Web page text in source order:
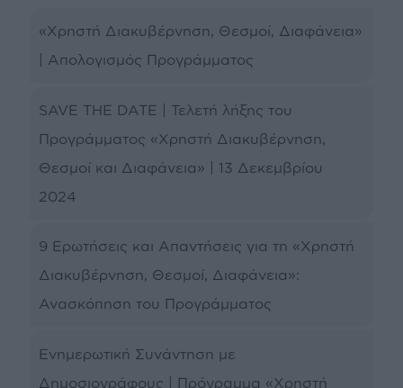
«Χρηστή Διακυβέρνηση, Θεσμοί, Διαφάνεια»
| Απολογισμός Προγράμματος
SAVE THE DATE | Τελετή λήξης του
Προγράμματος «Χρηστή Διακυβέρνηση,
Θεσμοί και Διαφάνεια» | 13 Δεκεμβρίου
2024
9 Ερωτήσεις και Απαντήσεις για τη «Χρηστή
Διακυβέρνηση, Θεσμοί, Διαφάνεια»:
Ανασκόπηση του Προγράμματος
Ενημερωτική Συνάντηση με
Δημοσιογράφους | Πρόγραμμα «Χρηστή